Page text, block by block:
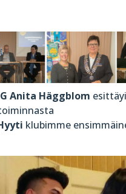
Anita Häggblom
klubimme